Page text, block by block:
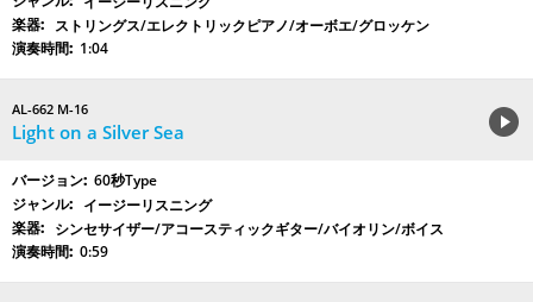
ストリングス/エレクトリックピアノ/オーボエ/グロッケン
1:04
AL-662 M-16
Light on a Silver Sea
60秒Type
イージーリスニング
シンセサイザー/アコースティックギター/バイオリン/ボイス
0:59